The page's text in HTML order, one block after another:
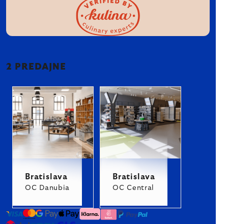
2 PREDAJNE
Bratislava
OC Danubia
Bratislava
OC Central